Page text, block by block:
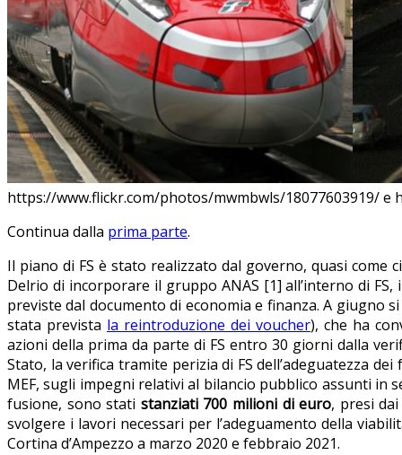
https://www.flickr.com/photos/mwmbwls/18077603919/
Continua dalla prima parte.
Il piano di FS è stato realizzato dal governo, quasi come
Delrio di incorporare il gruppo ANAS [1] all’interno di
previste dal documento di economia e finanza. A giugno
stata prevista la reintroduzione dei voucher), che ha
azioni della prima da parte di FS entro 30 giorni dalla
Stato, la verifica tramite perizia di FS dell’adeguatezza
MEF, sugli impegni relativi al bilancio pubblico assunti in
fusione, sono stati stanziati 700 milioni di euro, presi
svolgere i lavori necessari per l’adeguamento della
Cortina d’Ampezzo a marzo 2020 e febbraio 2021.